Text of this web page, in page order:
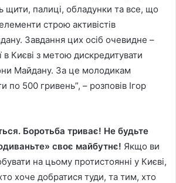
щити, палиці, обладунки та все, що
строю активістів
Завдання цих осіб очевидне –
в Києві з метою дискредитувати
Майдану. За це молодикам
по 500 гривень”, – розповів Ігор
Боротьба триває! Не будьте
своє майбутнє! Якщо ви
на цьому протистоянні у Києві,
хоче добратися туди, та тим, хто